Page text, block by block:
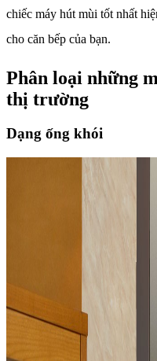
chiếc máy hút mùi tốt nhất
cho căn bếp của bạn.
Phân loại những
thị trường
Dạng ống khói